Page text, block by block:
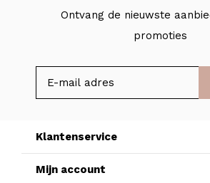
Ontvang de nieuwste
promoties
Klantenservice
Mijn account